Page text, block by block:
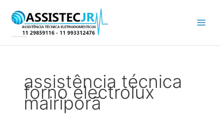
para
conteúdo
assistência técnica
forno electrolux
mairiporã